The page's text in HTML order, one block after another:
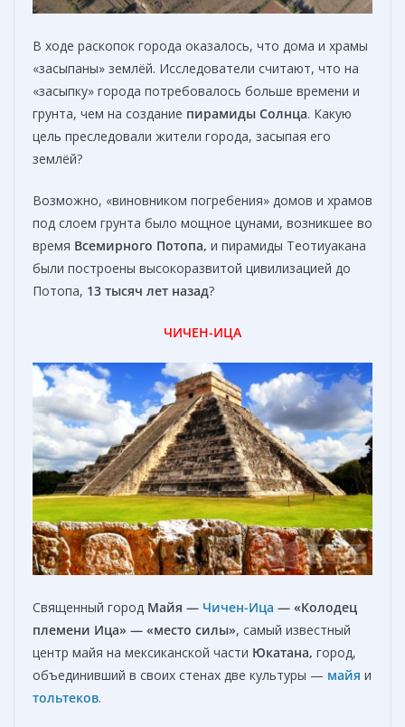
В ходе раскопок города оказалось, что дома и храмы
«засыпаны» землёй. Исследователи считают, что на
«засыпку» города потребовалось больше времени и
грунта, чем на создание пирамиды Солнца. Какую
цель преследовали жители города, засыпая его
землёй?
Возможно, «виновником погребения» домов и храмов
под слоем грунта было мощное цунами, возникшее во
время Всемирного Потопа, и пирамиды Теотиуакана
были построены высокоразвитой цивилизацией до
Потопа, 13 тысяч лет назад?
ЧИЧЕН-ИЦА
Священный город Майя — Чичен-Ица — «Колодец
племени Ица» — «место силы», самый известный
центр майя на мексиканской части Юкатана, город,
объединивший в своих стенах две культуры — майя и
тольтеков.